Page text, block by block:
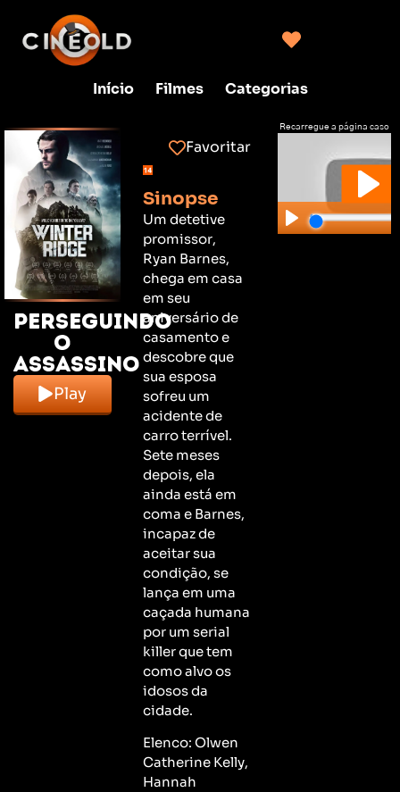
Início Filmes Categorias
Perseguindo
o
Assassino
Play
Favoritar
Sinopse
Um detetive
promissor,
Ryan Barnes,
chega em casa
em seu
aniversário de
casamento e
descobre que
sua esposa
sofreu um
acidente de
carro terrível.
Sete meses
depois, ela
ainda está em
coma e Barnes,
incapaz de
aceitar sua
condição, se
lança em uma
caçada humana
por um serial
killer que tem
como alvo os
idosos da
cidade.
Elenco: Olwen
Catherine Kelly,
Hannah
Recarregue a página caso